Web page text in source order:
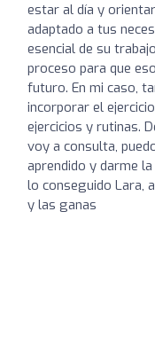
estar al día y
adaptado a tus
esencial de su
proceso para que
futuro. En mi caso,
incorporar el
ejercicios y rutinas.
voy a consulta,
aprendido y darme
lo conseguido Lara,
y las ganas